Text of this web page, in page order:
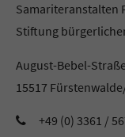
Samariteranstalten
Stiftung
August-Bebel-
15517
+49 (0) 3361 /